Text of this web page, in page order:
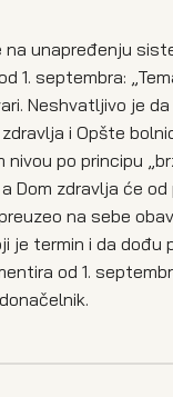
unapređenju
1. septembra:
Neshvatljivo je
i Opšte
po principu
zdravlja će od
na sebe
je termin i da dođu
od 1.